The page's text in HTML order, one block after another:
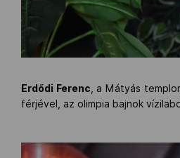
Erdődi Ferenc , a Mátyás
férjével, az olimpia bajnok